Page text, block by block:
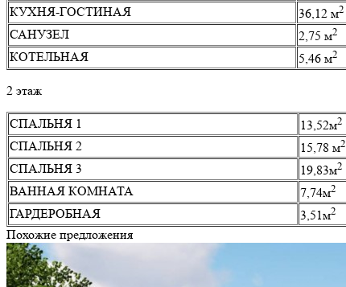
КУХНЯ-ГОСТИНАЯ 36,12 м2
САНУЗЕЛ 2,75 м2
КОТЕЛЬНАЯ 5,46 м2
2 этаж
СПАЛЬНЯ 1 13,52м2
СПАЛЬНЯ 2 15,78 м2
СПАЛЬНЯ 3 19,83м2
ВАННАЯ КОМНАТА 7,74м2
ГАРДЕРОБНАЯ 3,51м2
Похожие предложения